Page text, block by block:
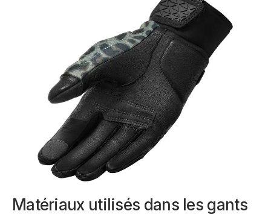
Matériaux utilisés dans les gants